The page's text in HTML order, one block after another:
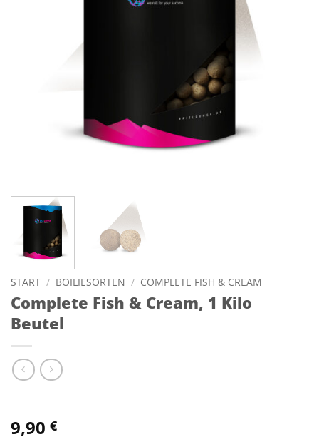
START / BOILIESORTEN / COMPLETE FISH & CREAM
Complete Fish & Cream, 1 Kilo
Beutel
9,90 €